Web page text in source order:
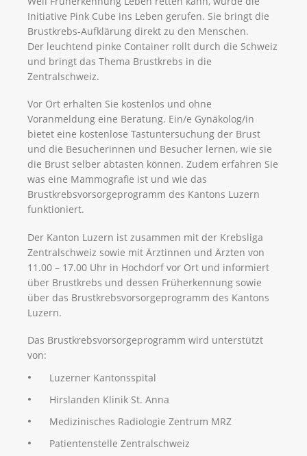
Initiative Pink Cube ins Leben gerufen. Sie bringt die
Brustkrebs-Aufklärung direkt zu den Menschen.
Der leuchtend pinke Container rollt durch die Schweiz
und bringt das Thema Brustkrebs in die
Zentralschweiz.
Vor Ort erhalten Sie kostenlos und ohne
Voranmeldung eine Beratung. Ein/e Gynäkolog/in
bietet eine kostenlose Tastuntersuchung der Brust
und die Besucherinnen und Besucher lernen, wie sie
die Brust selber abtasten können. Zudem erfahren Sie
was eine Mammografie ist und wie das
Brustkrebsvorsorgeprogramm des Kantons Luzern
funktioniert.
Der Kanton Luzern ist zusammen mit der Krebsliga
Zentralschweiz sowie mit Ärztinnen und Ärzten von
11.00 – 17.00 Uhr in Hochdorf vor Ort und informiert
über Brustkrebs und dessen Früherkennung sowie
über das Brustkrebsvorsorgeprogramm des Kantons
Luzern.
Das Brustkrebsvorsorgeprogramm wird unterstützt
von:
Luzerner Kantonsspital
Hirslanden Klinik St. Anna
Medizinisches Radiologie Zentrum MRZ
Patientenstelle Zentralschweiz